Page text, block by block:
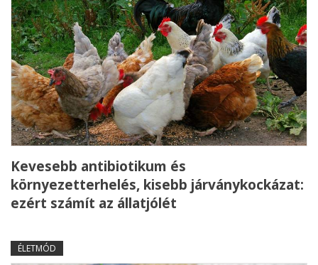
Kevesebb antibiotikum és
környezetterhelés, kisebb járványkockázat:
ezért számít az állatjólét
ÉLETMÓD